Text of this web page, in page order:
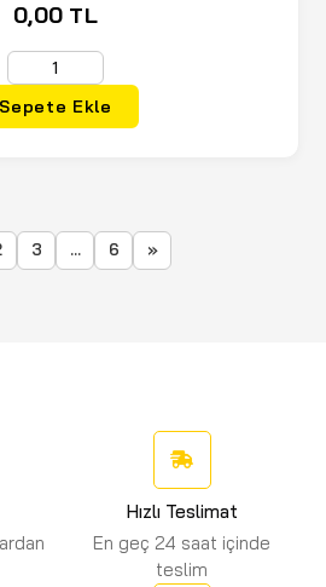
0,00 TL
Sepete Ekle
3 ... 6 »
Hızlı Teslimat
En geç 24 saat içinde
teslim